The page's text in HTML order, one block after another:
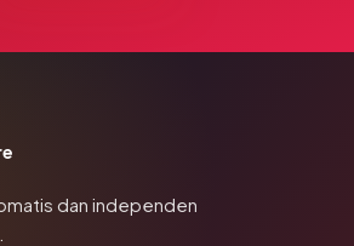
dan independen